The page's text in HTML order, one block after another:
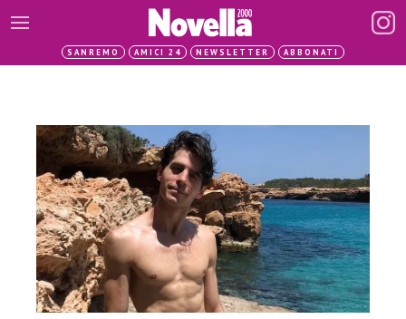
SANREMO AMICI 24 NEWSLETTER ABBONATI